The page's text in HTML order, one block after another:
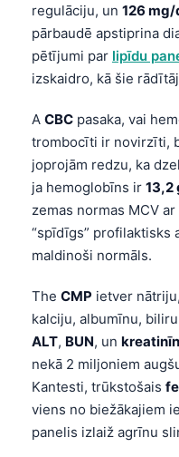
regulāciju, un 126
pārbaudē apstiprina
pētījumi par lipīdu
izskaidro, kā šie
A CBC pasaka, vai
trombocīti ir novirzīti,
joprojām redzu, ka
ja hemoglobīns ir 13,2
zemas normas MCV
“spīdīgs” profilaktisks
maldinoši normāls.
The CMP ietver
kalciju, albumīnu,
ALT, BUN, un
nekā 2 miljoniem
Kantesti, trūkstošais
viens no biežākajiem
panelis izlaiž agrīnu